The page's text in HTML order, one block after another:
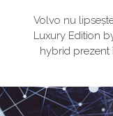
Volvo nu
Luxury Edition
hybrid prezent